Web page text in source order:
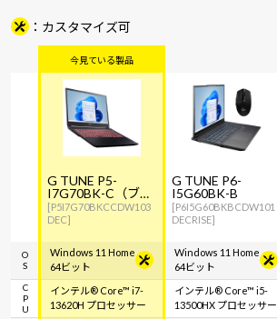
カスタマイズ可
OS
CPU
G TUNE P5-
I7G70BK-C（ブラ
ック）
[P5I7G70BKCCDW103
DEC]
Windows 11 Home
64ビット
インテル® Core™ i7-
13620H プロセッサー
G TUNE P6-
I5G60BK-B
[P6I5G60BKBCDW101
DECRISE]
Windows 11 Home
64ビット
インテル® Core™ i5-
13500HX プロセッサー